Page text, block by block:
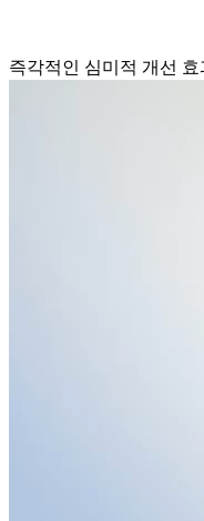
즉각적인 심미적 개선 효